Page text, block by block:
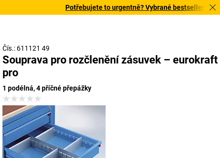
Potřebujete to urgentně? Vybrané bestsellery
Čís.: 611121 49
Souprava pro rozčlenění zásuvek – eurokraft
pro
1 podélná, 4 příčné přepážky